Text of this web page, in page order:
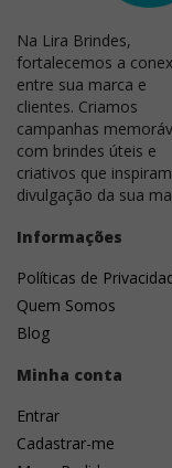
Existe pedido
Posso
Atendem todo
Posso retirar
Quais são as
Vocês emitem
O prazo
Na Lira Brindes,
fortalecemos a
entre sua marca e
clientes. Criamos
campanhas
com brindes úteis e
criativos que
divulgação da sua
Informações
Políticas de
Quem Somos
Blog
Minha conta
Entrar
Cadastrar-me